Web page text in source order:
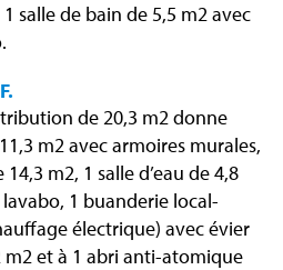
salle de bain de 5,5 m2 avec
de 20,3 m2 donne
m2 avec armoires murales,
m2, 1 salle d’eau de 4,8
1 buanderie local-
électrique) avec évier
m2 et à 1 abri anti-atomique